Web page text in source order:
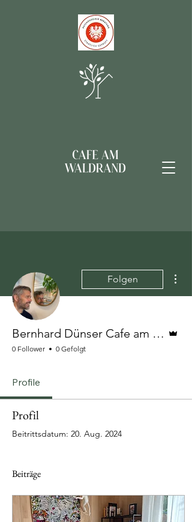
Folgen
Bernhard Dünser Cafe am Waldrand
0 Follower 0 Gefolgt
Profile
Profil
Beitrittsdatum: 20. Aug. 2024
Beiträge